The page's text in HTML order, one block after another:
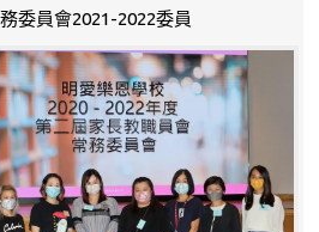
委員會2021-2022委員